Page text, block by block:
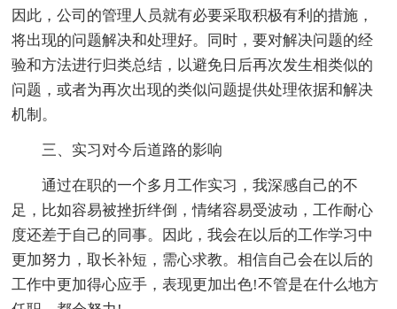
因此，公司的管理人员就有必要采取积极有利的措施，
将出现的问题解决和处理好。同时，要对解决问题的经
验和方法进行归类总结，以避免日后再次发生相类似的
问题，或者为再次出现的类似问题提供处理依据和解决
机制。
三、实习对今后道路的影响
通过在职的一个多月工作实习，我深感自己的不
足，比如容易被挫折绊倒，情绪容易受波动，工作耐心
度还差于自己的同事。因此，我会在以后的工作学习中
更加努力，取长补短，需心求教。相信自己会在以后的
工作中更加得心应手，表现更加出色!不管是在什么地方